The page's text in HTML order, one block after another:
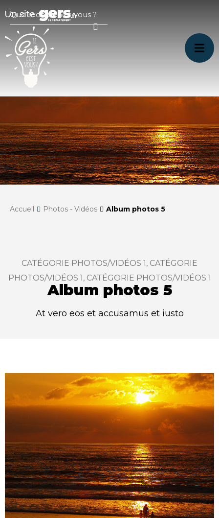
Accueil Photos - Vidéos Album photos 5
CATÉGORIE PHOTOS/VIDÉOS 1, CATÉGORIE
PHOTOS/VIDÉOS 1, CATÉGORIE PHOTOS/VIDÉOS 1
Album photos 5
At vero eos et accusamus et iusto